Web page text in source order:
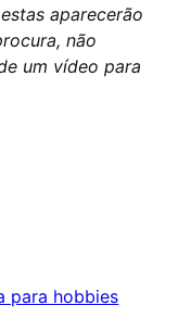
aparecerão
não
um vídeo para
para hobbies